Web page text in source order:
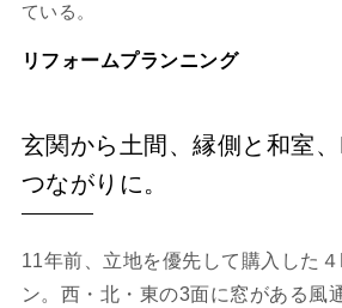
ている。
リフォームプランニング
玄関から土間、縁側と和室
つながりに。
11年前、立地を優先して購入した
ン。西・北・東の3面に窓がある風